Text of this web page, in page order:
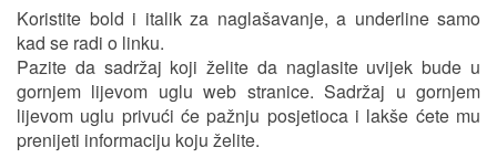
Koristite bold i italik za naglašavanje, a underline samo
kad se radi o linku.
Pazite da sadržaj koji želite da naglasite uvijek bude u
gornjem lijevom uglu web stranice. Sadržaj u gornjem
lijevom uglu privući će pažnju posjetioca i lakše ćete mu
prenijeti informaciju koju želite.